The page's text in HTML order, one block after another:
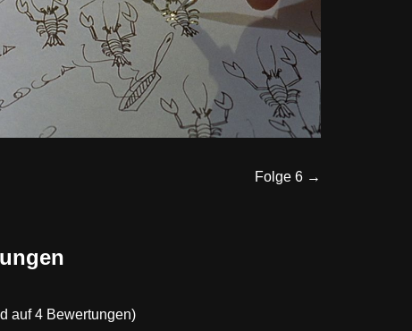
Folge 6 →
auf 4 Bewertungen)